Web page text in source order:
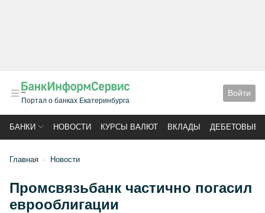
Портал о банках Екатеринбурга
Войти
БАНКИ НОВОСТИ КУРСЫ ВАЛЮТ ВКЛАДЫ ДЕБЕТОВЫЕ
Главная Новости
Промсвязьбанк частично погасил
еврооблигации